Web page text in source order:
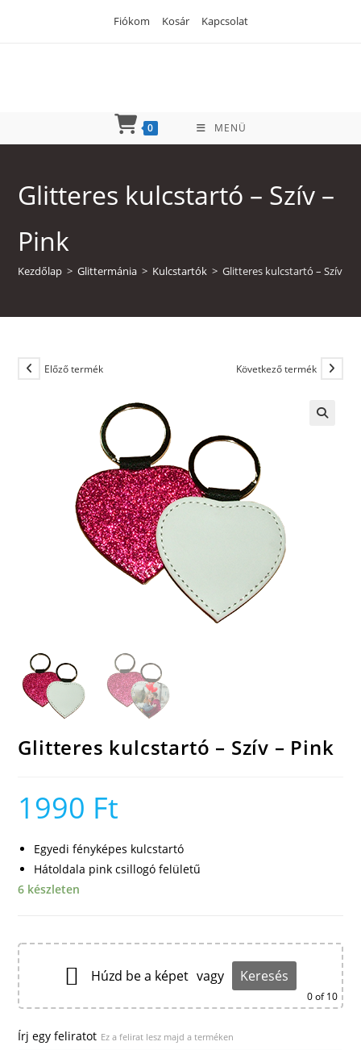
Fiókom Kosár Kapcsolat
0 MENÜ
Glitteres kulcstartó – Szív –
Pink
Kezdőlap > Glittermánia > Kulcstartók > Glitteres kulcstartó – Szív –
Előző termék Következő termék
Glitteres kulcstartó – Szív – Pink
1990 Ft
Egyedi fényképes kulcstartó
Hátoldala pink csillogó felületű
6 készleten
Húzd be a képet vagy Keresés
0of 10
Írj egy feliratot Ez a felirat lesz majd a terméken